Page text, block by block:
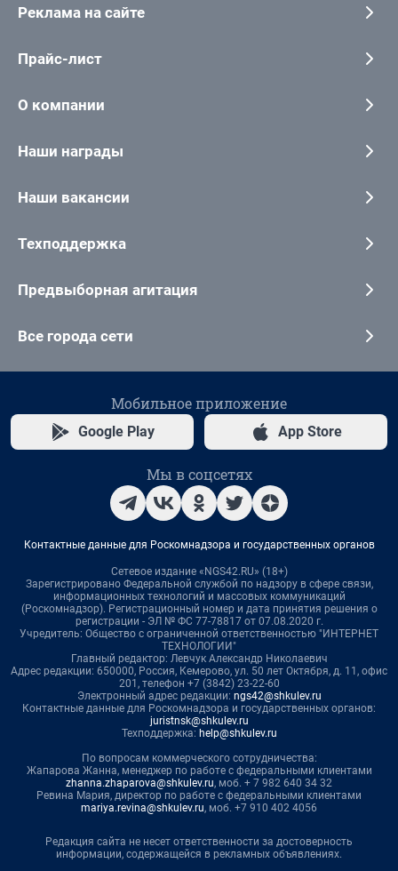
Реклама на сайте
Прайс-лист
О компании
Наши награды
Наши вакансии
Техподдержка
Предвыборная агитация
Все города сети
Мобильное приложение
Google Play App Store
Мы в соцсетях
Контактные данные для Роскомнадзора и государственных органов
Сетевое издание «NGS42.RU» (18+)
Зарегистрировано Федеральной службой по надзору в сфере связи,
информационных технологий и массовых коммуникаций
(Роскомнадзор). Регистрационный номер и дата принятия решения о
регистрации - ЭЛ № ФС 77-78817 от 07.08.2020 г.
Учредитель: Общество с ограниченной ответственностью "ИНТЕРНЕТ
ТЕХНОЛОГИИ"
Главный редактор: Левчук Александр Николаевич
Адрес редакции: 650000, Россия, Кемерово, ул. 50 лет Октября, д. 11, офис
201, телефон +7 (3842) 23-22-60
Электронный адрес редакции: ngs42@shkulev.ru
Контактные данные для Роскомнадзора и государственных органов:
juristnsk@shkulev.ru
Техподдержка: help@shkulev.ru
По вопросам коммерческого сотрудничества:
Жапарова Жанна, менеджер по работе с федеральными клиентами
zhanna.zhaparova@shkulev.ru, моб. + 7 982 640 34 32
Ревина Мария, директор по работе с федеральными клиентами
mariya.revina@shkulev.ru, моб. +7 910 402 4056
Редакция сайта не несет ответственности за достоверность
информации, содержащейся в рекламных объявлениях.